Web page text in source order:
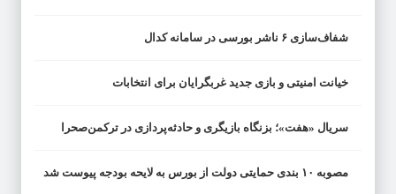
شفاف‌سازی ۶ ناشر بورسی در سامانه کدال
خیانت امنیتی و بازی جدید غربگرایان برای انتخابات
سریال «هفت»؛ بزنگاه بازیگری و حادثه‌پردازی در ترکمن‌صحرا
مصوبه ۱۰ بندی حمایتی دولت از بورس به لایحه بودجه پیوست شد